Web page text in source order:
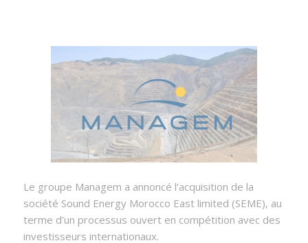
Le groupe Managem a annoncé l’acquisition de la
société Sound Energy Morocco East limited (SEME), au
terme d’un processus ouvert en compétition avec des
investisseurs internationaux.